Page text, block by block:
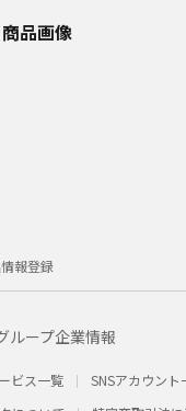
商品画像
報登録
ループ企業情報
ビス一覧 SNSアカウント